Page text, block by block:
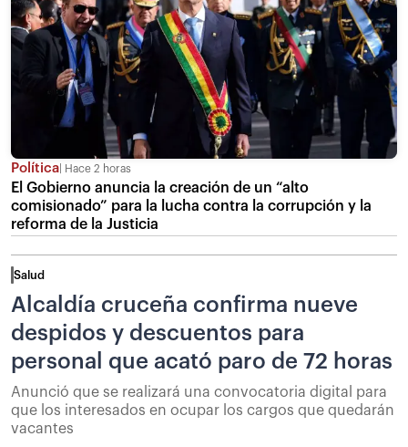
Política Hace 2 horas
El Gobierno anuncia la creación de un “alto
comisionado” para la lucha contra la corrupción y la
reforma de la Justicia
Salud
Alcaldía cruceña confirma nueve
despidos y descuentos para
personal que acató paro de 72 horas
Anunció que se realizará una convocatoria digital para
que los interesados en ocupar los cargos que quedarán
vacantes